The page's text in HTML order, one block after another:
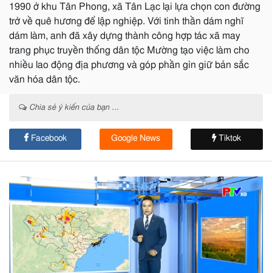
1990 ở khu Tân Phong, xã Tân Lạc lại lựa chọn con đường
trở về quê hương để lập nghiệp. Với tinh thần dám nghĩ
dám làm, anh đã xây dựng thành công hợp tác xã may
trang phục truyền thống dân tộc Mường tạo việc làm cho
nhiều lao động địa phương và góp phần gìn giữ bản sắc
văn hóa dân tộc.
Chia sẻ ý kiến của bạn ...
Facebook Google News Tiktok